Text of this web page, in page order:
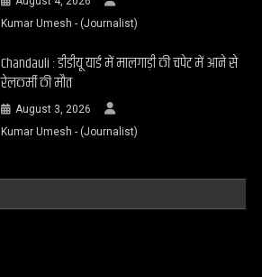
Kumar Umesh - (Journalist)
Chandauli : डीडीयू यार्ड में मालगाड़ी की चपेट में आने से
रेलकर्मी की मौत
August 3, 2026
Kumar Umesh - (Journalist)